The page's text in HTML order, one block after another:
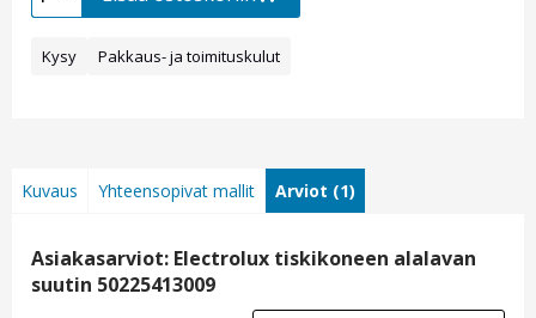
Kysy Pakkaus- ja toimituskulut
Kuvaus Yhteensopivat mallit Arviot (1)
Asiakasarviot: Electrolux tiskikoneen alalavan
suutin 50225413009